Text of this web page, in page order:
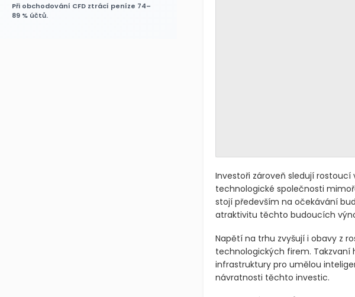
Investoři zároveň sledují
technologické společnosti
stojí především na očekávání
atraktivitu těchto budoucích
Napětí na trhu zvyšují i obavy z
technologických firem.
infrastruktury pro umělou
návratnosti těchto investic.
Při obchodování CFD ztrácí peníze 74–
89 % účtů.